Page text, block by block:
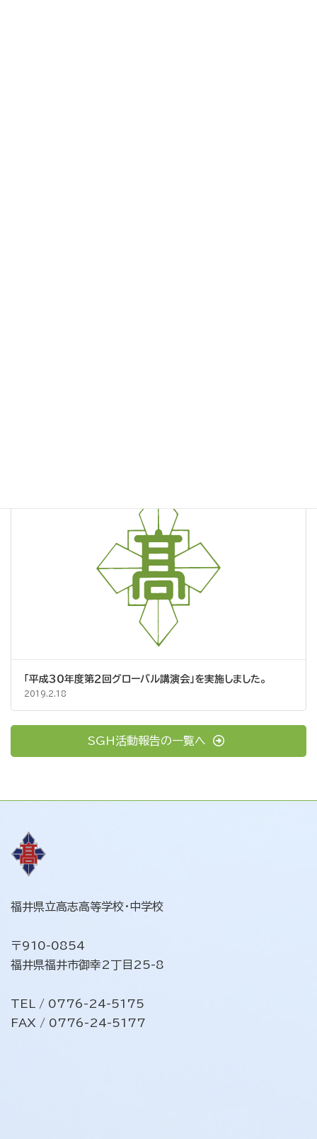
「平成３０年度第２回グローバル講演会」を実施しました。
2019.2.18
SGH活動報告の一覧へ
福井県立高志高等学校・中学校
〒910-0854
福井県福井市御幸2丁目25-8
TEL / 0776-24-5175
FAX / 0776-24-5177